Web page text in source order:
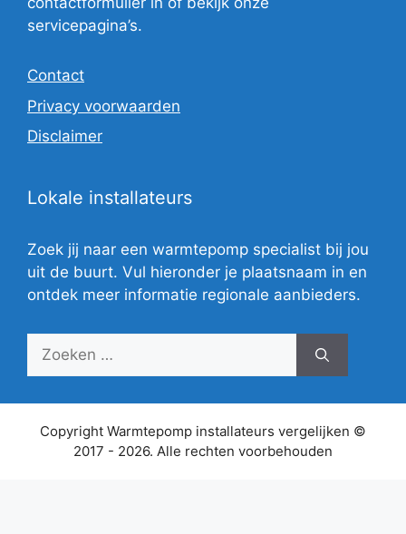
servicepagina’s.
Contact
Privacy voorwaarden
Disclaimer
Lokale installateurs
Zoek jij naar een warmtepomp specialist bij jou
uit de buurt. Vul hieronder je plaatsnaam in en
ontdek meer informatie regionale aanbieders.
Zoek
Copyright Warmtepomp installateurs vergelijken ©
2017 - 2026. Alle rechten voorbehouden